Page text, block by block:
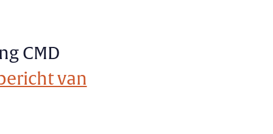
CMD
van